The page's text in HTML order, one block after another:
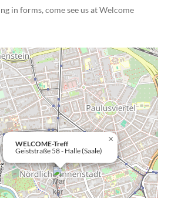
in forms, come see us at Welcome
WELCOME-Treff
Geiststraße 58 - Halle (Saale)
×